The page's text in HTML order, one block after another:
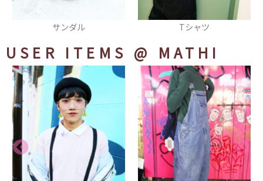
USER ITEMS @ MATHI